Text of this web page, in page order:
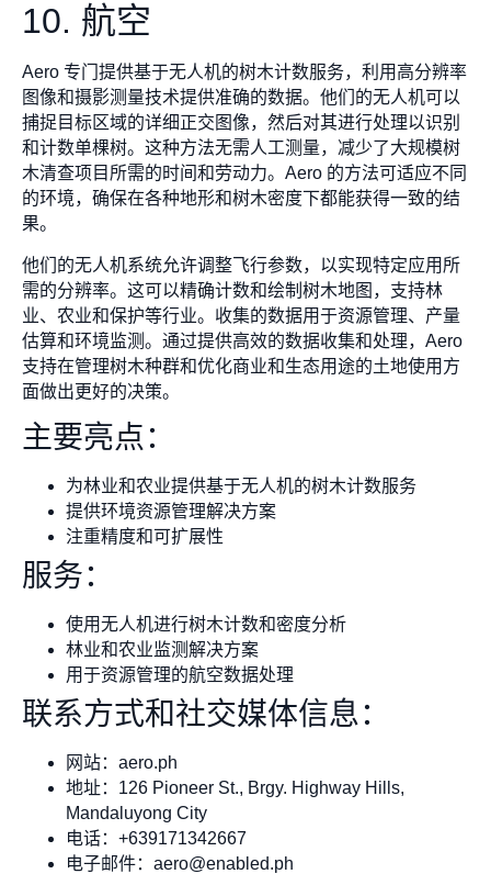
10. 航空
Aero 专门提供基于无人机的树木计数服务，利用高分辨率
图像和摄影测量技术提供准确的数据。他们的无人机可以
捕捉目标区域的详细正交图像，然后对其进行处理以识别
和计数单棵树。这种方法无需人工测量，减少了大规模树
木清查项目所需的时间和劳动力。Aero 的方法可适应不同
的环境，确保在各种地形和树木密度下都能获得一致的结
果。
他们的无人机系统允许调整飞行参数，以实现特定应用所
需的分辨率。这可以精确计数和绘制树木地图，支持林
业、农业和保护等行业。收集的数据用于资源管理、产量
估算和环境监测。通过提供高效的数据收集和处理，Aero
支持在管理树木种群和优化商业和生态用途的土地使用方
面做出更好的决策。
主要亮点：
为林业和农业提供基于无人机的树木计数服务
提供环境资源管理解决方案
注重精度和可扩展性
服务：
使用无人机进行树木计数和密度分析
林业和农业监测解决方案
用于资源管理的航空数据处理
联系方式和社交媒体信息：
网站：aero.ph
地址：126 Pioneer St., Brgy. Highway Hills,
Mandaluyong City
电话：+639171342667
电子邮件： aero@enabled.ph